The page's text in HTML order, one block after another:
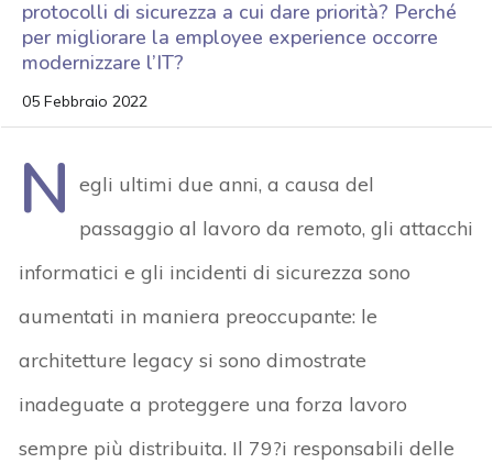
protocolli di sicurezza a cui dare priorità? Perché
per migliorare la employee experience occorre
modernizzare l’IT?
05 Febbraio 2022
N egli ultimi due anni, a causa del
passaggio al lavoro da remoto, gli attacchi
informatici e gli incidenti di sicurezza sono
aumentati in maniera preoccupante: le
architetture legacy si sono dimostrate
inadeguate a proteggere una forza lavoro
sempre più distribuita. Il 79?i responsabili delle